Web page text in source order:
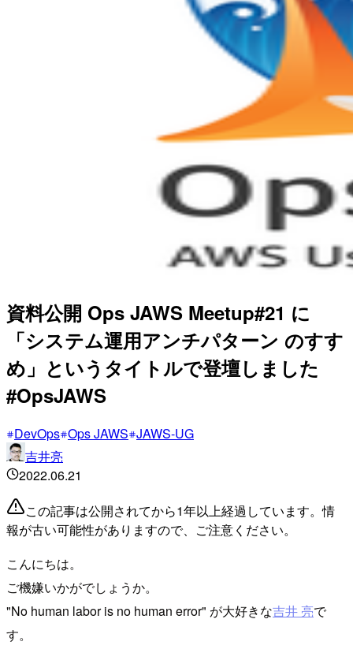
資料公開 Ops JAWS Meetup#21 に
「システム運用アンチパターン のすす
め」というタイトルで登壇しました
#OpsJAWS
DevOps Ops JAWS JAWS-UG
吉井亮
2022.06.21
この記事は公開されてから1年以上経過しています。情
報が古い可能性がありますので、ご注意ください。
こんにちは。
ご機嫌いかがでしょうか。
"No human labor is no human error" が大好きな吉井 亮で
す。